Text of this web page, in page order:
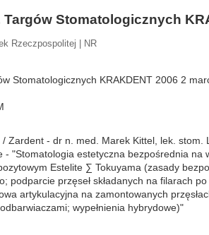
Targów Stomatologicznych
Rzeczpospolitej | NR
Stomatologicznych KRAKDENT 2006 2
Zardent - dr n. med. Marek Kittel, lek. stom.
"Stomatologia estetyczna bezpośrednia na
Estelite ∑ Tokuyama (zasady
podparcie przęseł składanych na filarach
artykulacyjna na zamontowanych
wypełnienia hybrydowe)"